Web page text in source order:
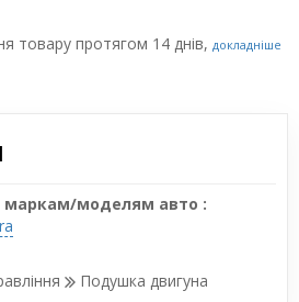
товару протягом 14 днів, докладніше
маркам/моделям авто :
Подушка двигуна